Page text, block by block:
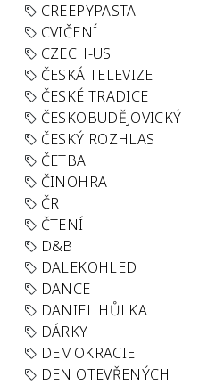
CREEPYPASTA
CVIČENÍ
CZECH-US
ČESKÁ TELEVIZE
ČESKÉ TRADICE
ČESKOBUDĚJOVICKÝ
ČESKÝ ROZHLAS
ČETBA
ČINOHRA
ČR
ČTENÍ
D&B
DALEKOHLED
DANCE
DANIEL HŮLKA
DÁRKY
DEMOKRACIE
DEN OTEVŘENÝCH